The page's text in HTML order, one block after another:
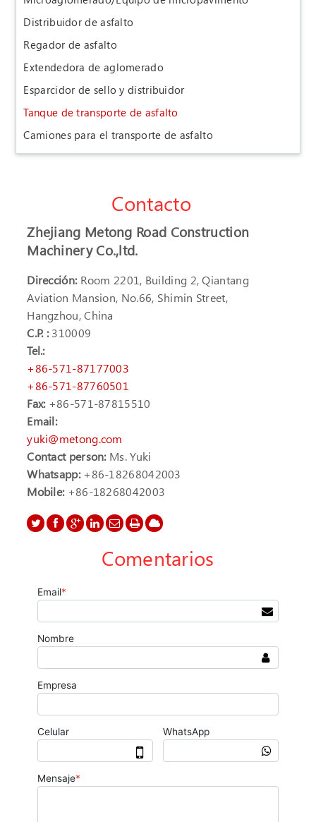
Distribuidor de asfalto
Regador de asfalto
Extendedora de aglomerado
Esparcidor de sello y distribuidor
Tanque de transporte de asfalto
Camiones para el transporte de asfalto
Contacto
Zhejiang Metong Road Construction
Machinery Co.,ltd.
Dirección: Room 2201, Building 2, Qiantang
Aviation Mansion, No.66, Shimin Street,
Hangzhou, China
C.P. :310009
Tel.:
+86-571-87177003
+86-571-87760501
Fax:+86-571-87815510
Email:
yuki@metong.com
Contact person: Ms. Yuki
Whatsapp:+86-18268042003
Mobile: +86-18268042003
Comentarios